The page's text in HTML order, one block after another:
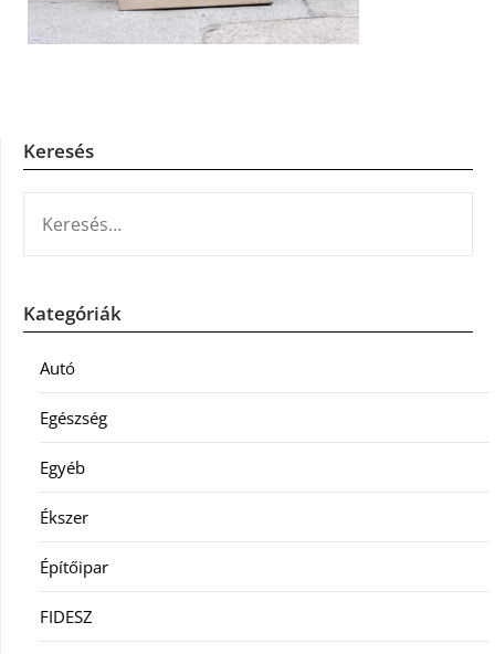
Keresés
Kategóriák
Autó
Egészség
Egyéb
Ékszer
Építőipar
FIDESZ